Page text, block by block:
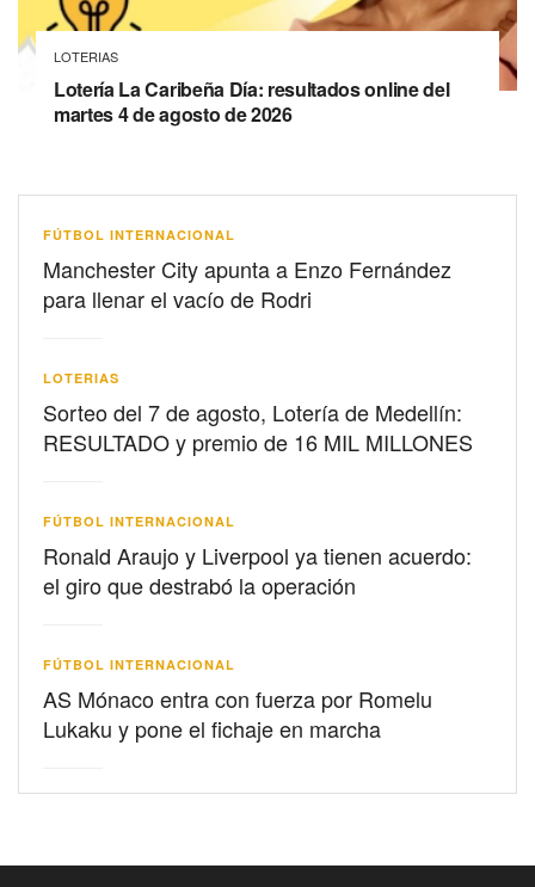
LOTERIAS
Lotería La Caribeña Día: resultados online del
martes 4 de agosto de 2026
FÚTBOL INTERNACIONAL
Manchester City apunta a Enzo Fernández
para llenar el vacío de Rodri
LOTERIAS
Sorteo del 7 de agosto, Lotería de Medellín:
RESULTADO y premio de 16 MIL MILLONES
FÚTBOL INTERNACIONAL
Ronald Araujo y Liverpool ya tienen acuerdo:
el giro que destrabó la operación
FÚTBOL INTERNACIONAL
AS Mónaco entra con fuerza por Romelu
Lukaku y pone el fichaje en marcha